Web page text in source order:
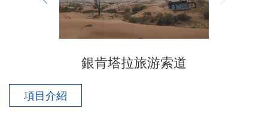
銀肯塔拉旅游索道
項目介紹